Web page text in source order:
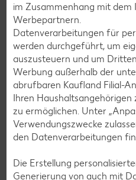
© Michi Schunck
Das machen wir
Bio-
im Zusammenhang mit dem
Werbepartnern.
Datenverarbeitungen für
werden durchgeführt, um
auszusteuern und um
Werbung außerhalb der
abrufbaren Kaufland Filial-
Ihren
zu ermöglichen. Unter
Verwendungszwecke
den Datenverarbeitungen
Die Erstellung
Generierung von auch mit